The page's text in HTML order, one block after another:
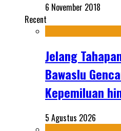
6 November 2018
Recent
Jelang
Bawaslu
Kepemiluan
5 Agustus 2026